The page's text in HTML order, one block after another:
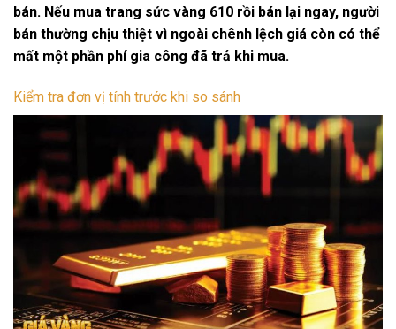
bán. Nếu mua trang sức vàng 610 rồi bán lại ngay, người
bán thường chịu thiệt vì ngoài chênh lệch giá còn có thể
mất một phần phí gia công đã trả khi mua.
Kiểm tra đơn vị tính trước khi so sánh